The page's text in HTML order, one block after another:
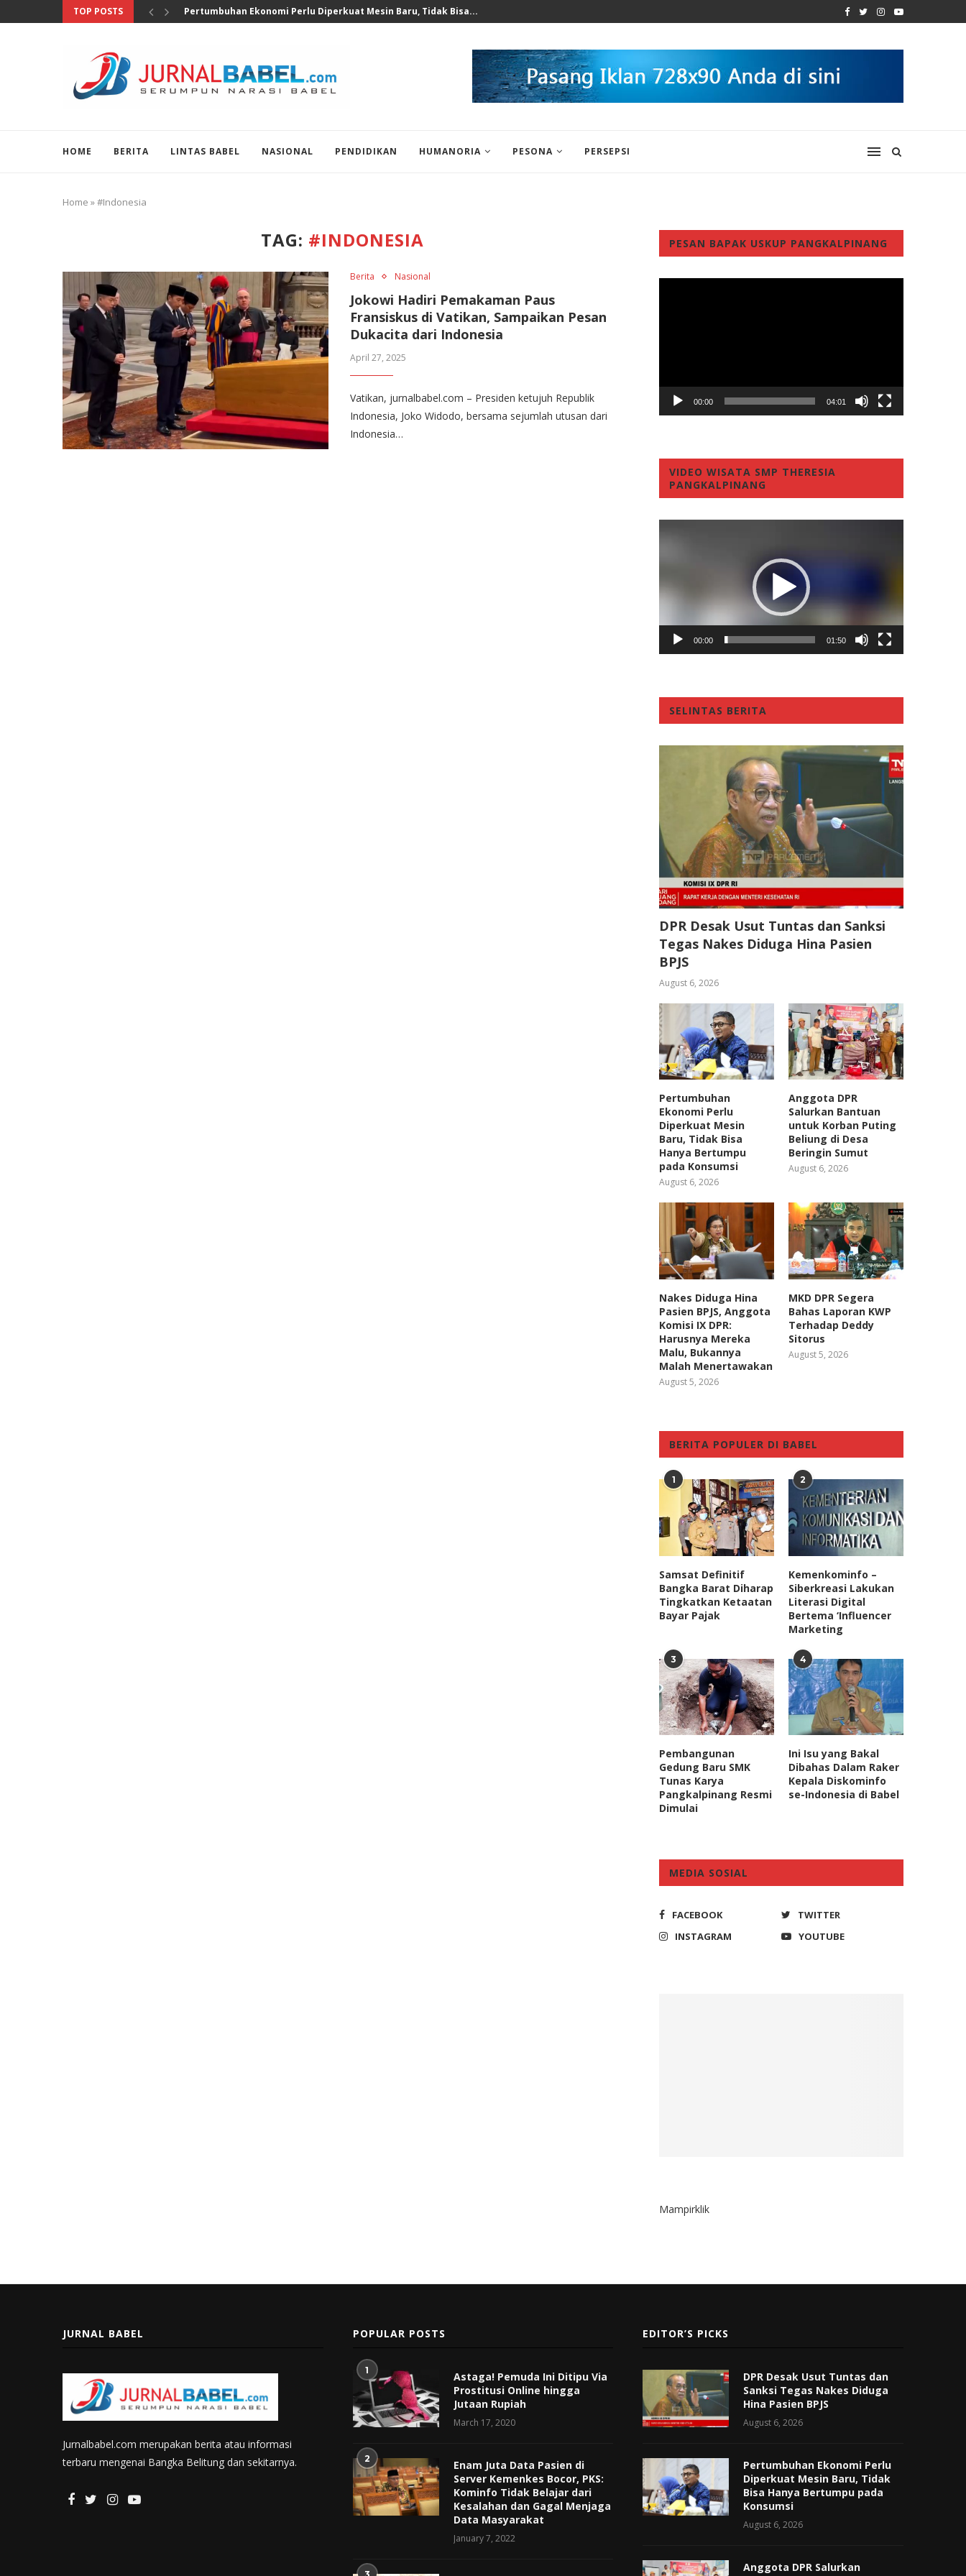
TOP POSTS Anggota DPR Salurkan Bantuan untuk Korban Puting Beliung...
HOME BERITA LINTAS BABEL NASIONAL PENDIDIKAN HUMANORIA PESONA PERSEPSI
Home »#Indonesia
TAG: #INDONESIA
Berita Nasional
Jokowi Hadiri Pemakaman Paus
Fransiskus di Vatikan, Sampaikan Pesan
Dukacita dari Indonesia
April 27, 2025
Vatikan, jurnalbabel.com – Presiden ketujuh Republik
Indonesia, Joko Widodo, bersama sejumlah utusan dari
Indonesia…
PESAN BAPAK USKUP PANGKALPINANG
00:00 04:01
VIDEO WISATA SMP THERESIA
PANGKALPINANG
00:00 01:50
SELINTAS BERITA
DPR Desak Usut Tuntas dan Sanksi
Tegas Nakes Diduga Hina Pasien
BPJS
August 6, 2026
Pertumbuhan
Ekonomi Perlu
Diperkuat Mesin
Baru, Tidak Bisa
Hanya Bertumpu
pada Konsumsi
August 6, 2026
Anggota DPR
Salurkan Bantuan
untuk Korban Puting
Beliung di Desa
Beringin Sumut
August 6, 2026
Nakes Diduga Hina
Pasien BPJS, Anggota
Komisi IX DPR:
Harusnya Mereka
Malu, Bukannya
Malah Menertawakan
August 5, 2026
MKD DPR Segera
Bahas Laporan KWP
Terhadap Deddy
Sitorus
August 5, 2026
BERITA POPULER DI BABEL
1
Samsat Definitif
Bangka Barat Diharap
Tingkatkan Ketaatan
Bayar Pajak
2
Kemenkominfo –
Siberkreasi Lakukan
Literasi Digital
Bertema ‘Influencer
Marketing
3
Pembangunan
Gedung Baru SMK
Tunas Karya
Pangkalpinang Resmi
Dimulai
4
Ini Isu yang Bakal
Dibahas Dalam Raker
Kepala Diskominfo
se-Indonesia di Babel
MEDIA SOSIAL
FACEBOOK
TWITTER
INSTAGRAM
YOUTUBE
Mampirklik
JURNAL BABEL
Jurnalbabel.com merupakan berita atau informasi
terbaru mengenai Bangka Belitung dan sekitarnya.
POPULAR POSTS
1
Astaga! Pemuda Ini Ditipu Via
Prostitusi Online hingga
Jutaan Rupiah
March 17, 2020
2
Enam Juta Data Pasien di
Server Kemenkes Bocor, PKS:
Kominfo Tidak Belajar dari
Kesalahan dan Gagal Menjaga
Data Masyarakat
January 7, 2022
EDITOR’S PICKS
DPR Desak Usut Tuntas dan
Sanksi Tegas Nakes Diduga
Hina Pasien BPJS
August 6, 2026
Pertumbuhan Ekonomi Perlu
Diperkuat Mesin Baru, Tidak
Bisa Hanya Bertumpu pada
Konsumsi
August 6, 2026
Anggota DPR Salurkan